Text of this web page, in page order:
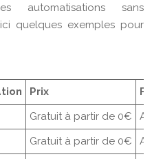
automatisations sans
quelques exemples pour
Prix
Gratuit à partir de 0€
Gratuit à partir de 0€